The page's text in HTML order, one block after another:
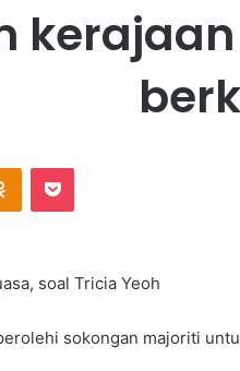
soal Tricia Yeoh
sokongan majoriti